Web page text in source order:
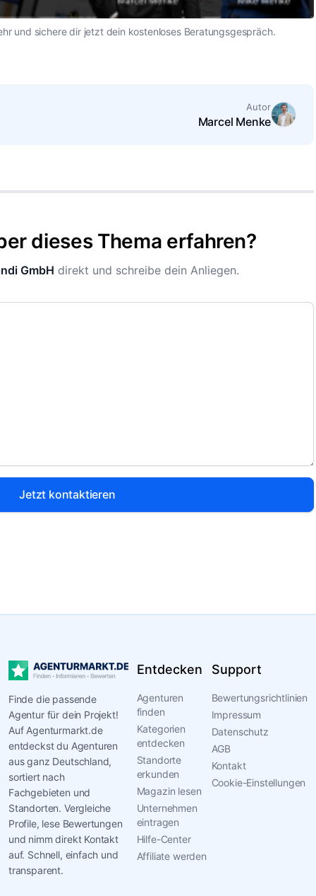
und sichere dir jetzt dein kostenloses Beratungsgespräch.
Autor
Marcel Menke
dieses Thema erfahren?
GmbH direkt und schreibe dein Anliegen.
Jetzt kontaktieren
Finde die passende
Agentur für dein Projekt!
Auf Agenturmarkt.de
entdeckst du Agenturen
aus ganz Deutschland,
sortiert nach
Fachgebieten und
Standorten. Vergleiche
Profile, lese Bewertungen
und nimm direkt Kontakt
auf. Schnell, einfach und
transparent.
Entdecken
Agenturen
finden
Kategorien
entdecken
Standorte
erkunden
Magazin lesen
Unternehmen
eintragen
Hilfe-Center
Affiliate werden
Support
Bewertungsrichtlinien
Impressum
Datenschutz
AGB
Kontakt
Cookie-Einstellungen